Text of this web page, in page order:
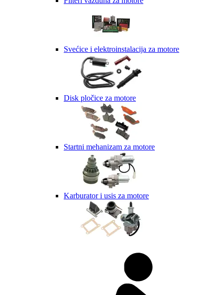
Svećice i elektroinstalacija za motore
Disk pločice za motore
Startni mehanizam za motore
Karburator i usis za motore